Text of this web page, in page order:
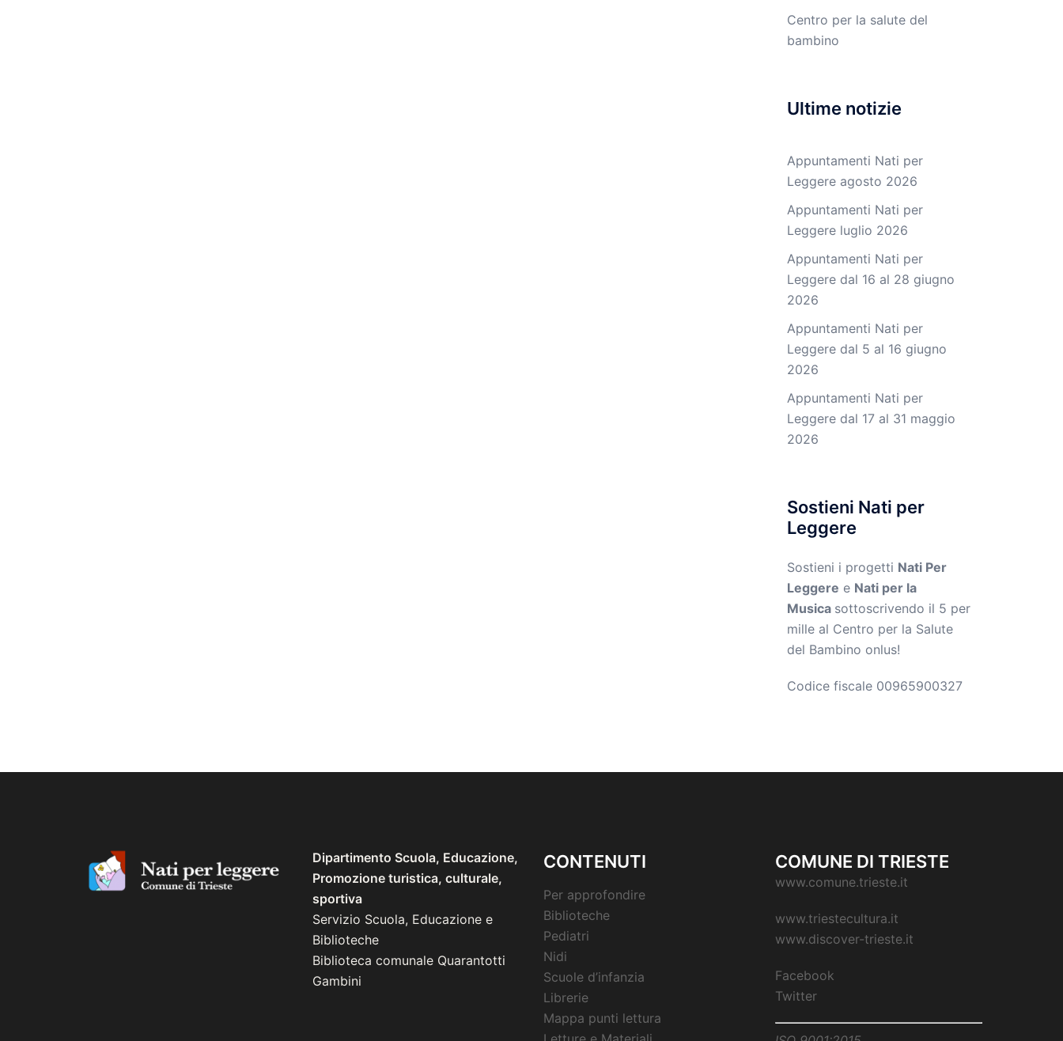
Centro per la salute del
bambino
Ultime notizie
Appuntamenti Nati per
Leggere agosto 2026
Appuntamenti Nati per
Leggere luglio 2026
Appuntamenti Nati per
Leggere dal 16 al 28 giugno
2026
Appuntamenti Nati per
Leggere dal 5 al 16 giugno
2026
Appuntamenti Nati per
Leggere dal 17 al 31 maggio
2026
Sostieni Nati per
Leggere
Sostieni i progetti Nati Per
Leggere e Nati per la
Musica sottoscrivendo il 5 per
mille al Centro per la Salute
del Bambino onlus!
Codice fiscale 00965900327
Dipartimento Scuola, Educazione,
Promozione turistica, culturale,
sportiva
Servizio Scuola, Educazione e
Biblioteche
Biblioteca comunale Quarantotti
Gambini
CONTENUTI
Per approfondire
Biblioteche
Pediatri
Nidi
Scuole d’infanzia
Librerie
Mappa punti lettura
COMUNE DI TRIESTE
www.comune.trieste.it
www.triestecultura.it
www.discover-trieste.it
Facebook
Twitter